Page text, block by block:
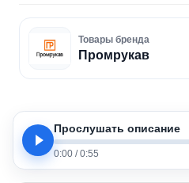
Товары бренда
Промрукав
Прослушать описание
0:00 / 0:55